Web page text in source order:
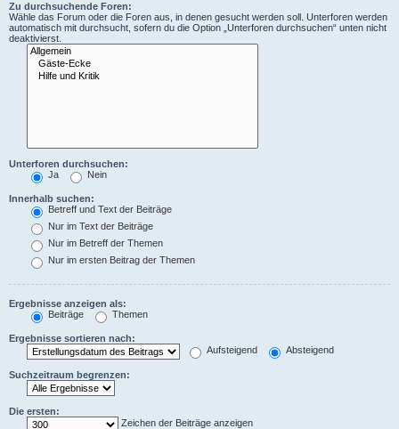
Zu durchsuchende Foren:
Wähle das Forum oder die Foren aus, in denen gesucht werden soll. Unterforen werden
automatisch mit durchsucht, sofern du die Option „Unterforen durchsuchen“ unten nicht
deaktivierst.
Unterforen durchsuchen:
Ja
Nein
Innerhalb suchen:
Betreff und Text der Beiträge
Nur im Text der Beiträge
Nur im Betreff der Themen
Nur im ersten Beitrag der Themen
Ergebnisse anzeigen als:
Beiträge
Themen
Ergebnisse sortieren nach:
Aufsteigend
Absteigend
Suchzeitraum begrenzen:
Die ersten:
Zeichen der Beiträge anzeigen